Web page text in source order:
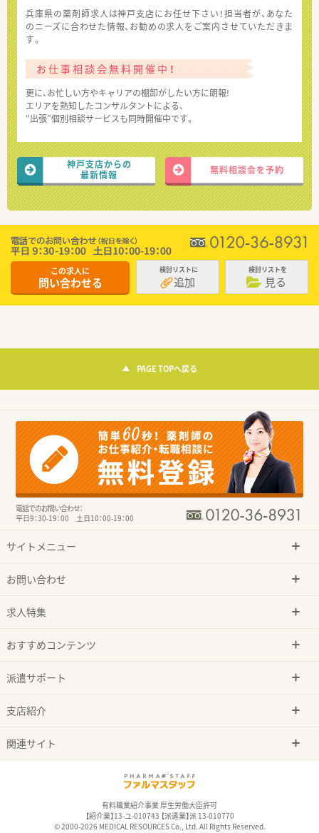
兵庫県の薬剤師求人は神戸支店にお任せ下さい！担当者が、あなた
のニーズに合わせた情報、お勧めの求人をご案内させていただきま
す。
お仕事相談会無料開催中！
更に、お忙しい方やキャリアの棚卸がしたい方に朗報!
エリアを熟知したコンサルタントによる、
“出張”個別相談サービスも同時開催中です。
神戸支店からの
最新情報
無料相談会を予約
この求人に
問い合わせる
検討リストに
追加
検討リストを
見る
PAGE TOPへ戻る
電話でのお問い合わせ：
平日9：30-19：00 土日10：00-19：00
サイトメニュー
お問い合わせ
求人特集
おすすめコンテンツ
派遣サポート
支店紹介
関連サイト
有料職業紹介事業 厚生労働大臣許可
【紹介業】13-ユ-010743 【派遣業】派 13-010770
© 2000-2026 MEDICAL RESOURCES Co., Ltd. All Rights Reserved.